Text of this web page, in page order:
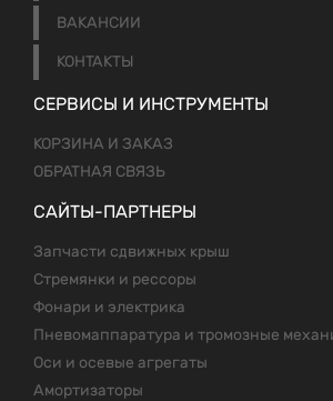
ВАКАНСИИ
КОНТАКТЫ
СЕРВИСЫ И ИНСТРУМЕНТЫ
КОРЗИНА И ЗАКАЗ
ОБРАТНАЯ СВЯЗЬ
САЙТЫ-ПАРТНЕРЫ
Запчасти сдвижных крыш
Стремянки и рессоры
Фонари и электрика
Пневомаппаратура и тромозные
Оси и осевые агрегаты
Амортизаторы